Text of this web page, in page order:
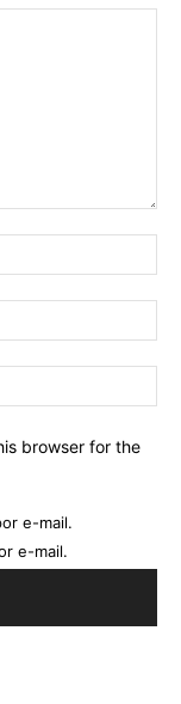
browser for the
e-mail.
e-mail.